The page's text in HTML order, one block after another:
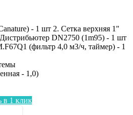
- 1 шт 2. Сетка верхняя 1"
DN2750 (1m95) - 1 шт
(фильтр 4,0 м3/ч, таймер) - 1
- 1,0)
в 1 клик